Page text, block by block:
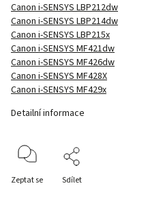
Canon i-SENSYS LBP212dw
Canon i-SENSYS LBP214dw
Canon i-SENSYS LBP215x
Canon i-SENSYS MF421dw
Canon i-SENSYS MF426dw
Canon i-SENSYS MF428X
Canon i-SENSYS MF429x
Detailní informace
Zeptat se Sdílet